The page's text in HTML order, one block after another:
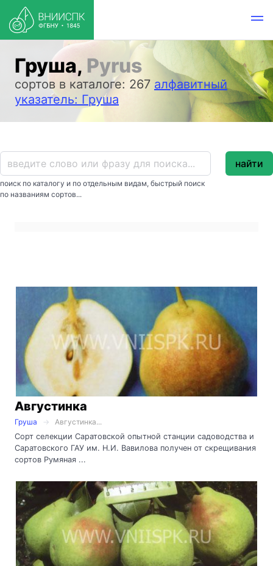
Груша, Pyrus
сортов в каталоге: 267 алфавитный
указатель: Груша
поиск по каталогу и по отдельным видам, быстрый поиск
по названиям сортов...
найти
Августинка
Груша
Августинка...
Сорт селекции Саратовской опытной станции садоводства и
Саратовского ГАУ им. Н.И. Вавилова получен от скрещивания
сортов Румяная ...